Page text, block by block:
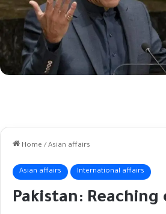
Home / Asian affairs
Asian affairs International affairs
Pakistan: